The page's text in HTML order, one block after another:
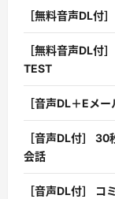
［無料音声DL付
［無料音声DL付
TEST
［音声DL＋Eメ
［音声DL付］
会話
［音声DL付］